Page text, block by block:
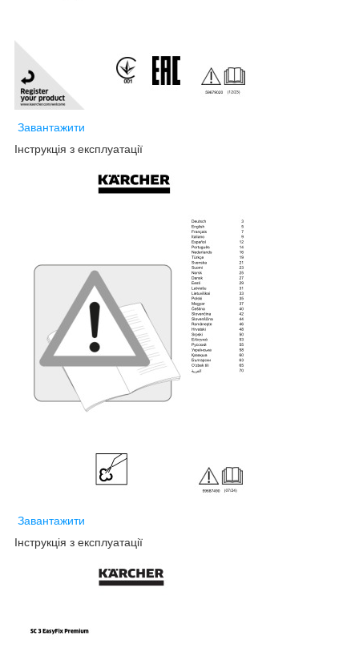
Завантажити
Інструкція з експлуатації
Завантажити
Інструкція з експлуатації